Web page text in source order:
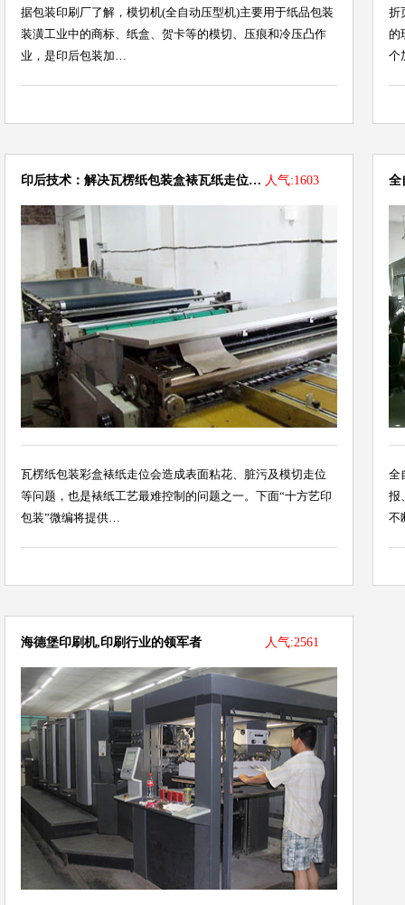
据包装印刷厂了解，模切机(全自动压型机)主要用于纸品包装
装潢工业中的商标、纸盒、贺卡等的模切、压痕和冷压凸作
业，是印后包装加…
折
的
个
印后技术：解决瓦楞纸包装盒裱瓦纸走位… 人气:1603
瓦楞纸包装彩盒裱纸走位会造成表面粘花、脏污及模切走位
等问题，也是裱纸工艺最难控制的问题之一。下面“十方艺印
包装”微编将提供…
全
全
报
不
海德堡印刷机,印刷行业的领军者 人气:2561